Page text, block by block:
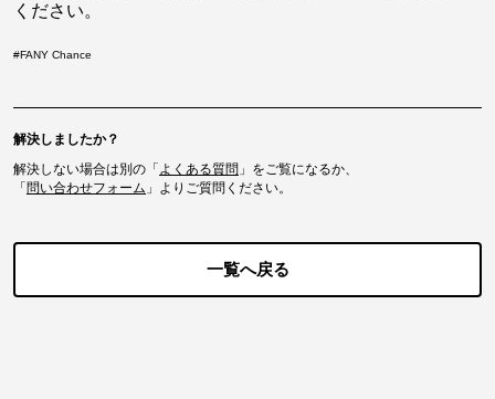
ください。
#FANY Chance
解決しましたか？
解決しない場合は別の「 よくある質問 」をご覧になるか、
「 問い合わせフォーム 」よりご質問ください。
一覧へ戻る